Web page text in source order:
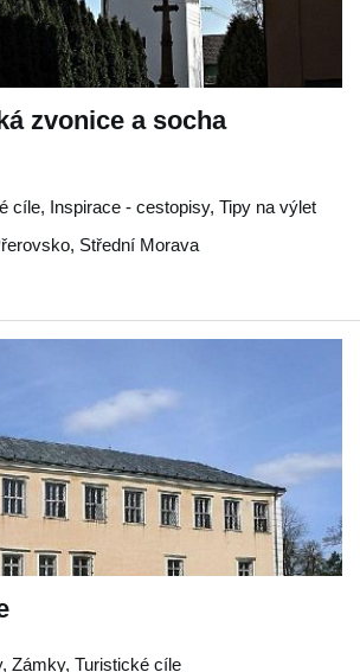
zvonice a socha
cíle, Inspirace - cestopisy, Tipy na výlet
, Střední Morava
Zámky, Turistické cíle